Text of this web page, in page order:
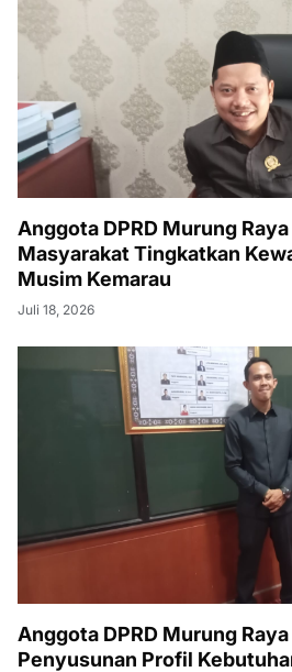
Anggota DPRD Murung
Masyarakat Tingkatkan
Musim Kemarau
Juli 18, 2026
Anggota DPRD Murung
Penyusunan Profil